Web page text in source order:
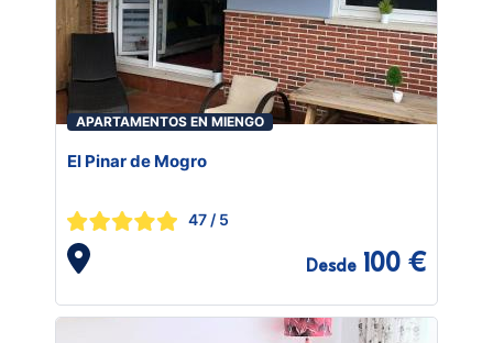
APARTAMENTOS EN MIENGO
El Pinar de Mogro
47 / 5
Desde 100 €